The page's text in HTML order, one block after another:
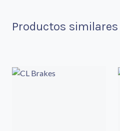
Productos similares